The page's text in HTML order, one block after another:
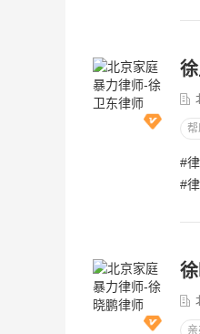
#律师简介：北京市“婚姻家庭法专业十佳律师”，专注婚姻继承领域25年，海淀区律师协会“婚姻家